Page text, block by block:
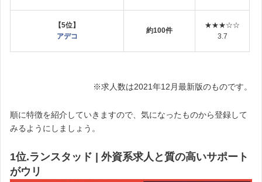
【5位】
アデコ
約100件
★★★☆☆
3.7
※求人数は2021年12月最新版のものです。
順に特徴を紹介していきますので、気になったものから登録して
みるようにしましょう。
1位.ランスタッド | 外資系求人と質の高いサポート
がウリ